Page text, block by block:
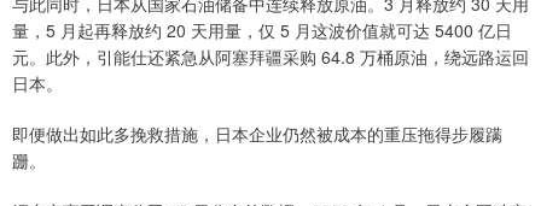
量，5 月起再释放约 20 天用量，仅 5 月这波价值就可达 5400 亿日
元。此外，引能仕还紧急从阿塞拜疆采购 64.8 万桶原油，绕远路运回
日本。
即便做出如此多挽救措施，日本企业仍然被成本的重压拖得步履蹒
跚。